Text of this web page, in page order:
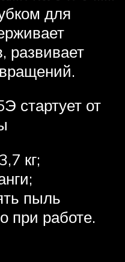
для
развивает
стартует от
кг;
пыль
при работе.